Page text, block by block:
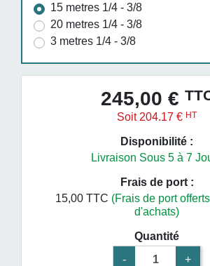
15 metres 1/4 - 3/8
20 metres 1/4 - 3/8
3 metres 1/4 - 3/8
245,00 €
Soit 204.17 € HT
Disponibilité :
Livraison Sous 5 à 7
Frais de port :
15,00 TTC (Frais de port
d'achats)
Quantité
-
+